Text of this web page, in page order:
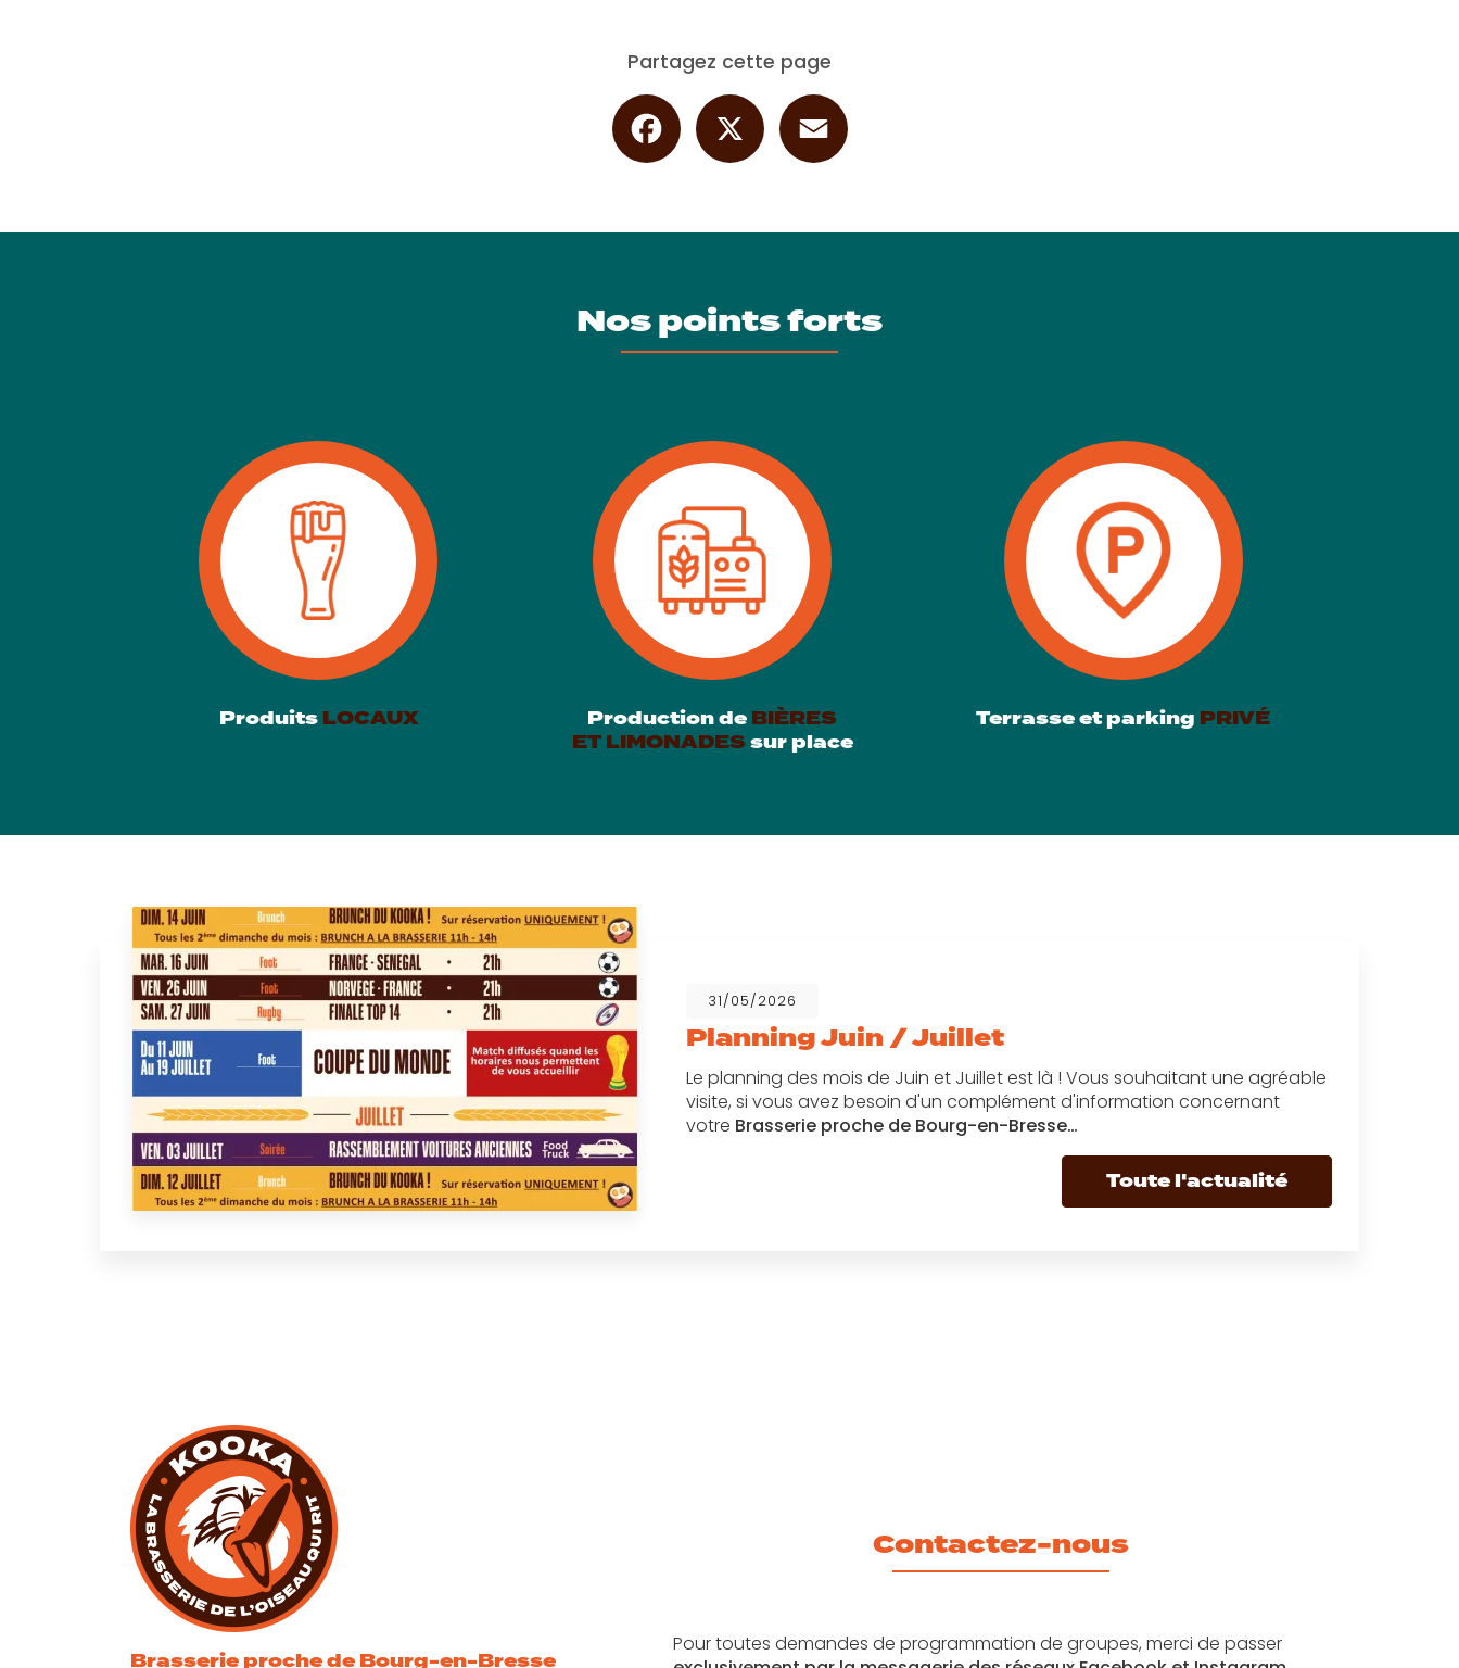
Partagez cette page
Facebook
Nos points forts
Produits LOCAUX Production de BIÈRES
ET LIMONADES sur place
Terrasse et parking PRIVÉ
31/05/2026
Planning Juin / Juillet
Le planning des mois de Juin et Juillet est là ! Vous souhaitant une agréable
visite, si vous avez besoin d'un complément d'information concernant
votre Brasserie proche de Bourg-en-Bresse…
Toute l'actualité
Brasserie proche de Bourg-en-Bresse
Contactez-nous
Pour toutes demandes de programmation de groupes, merci de passer